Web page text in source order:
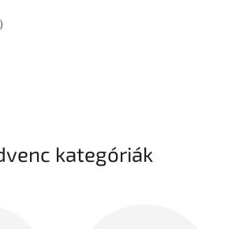
kategóriák